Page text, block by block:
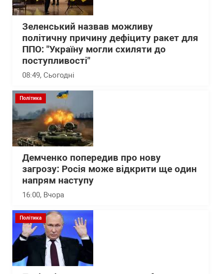
Зеленський назвав можливу
політичну причину дефіциту ракет для
ППО: "Україну могли схиляти до
поступливості"
08:49, Сьогодні
Політика
Демченко попередив про нову
загрозу: Росія може відкрити ще один
напрям наступу
16:00, Вчора
Політика